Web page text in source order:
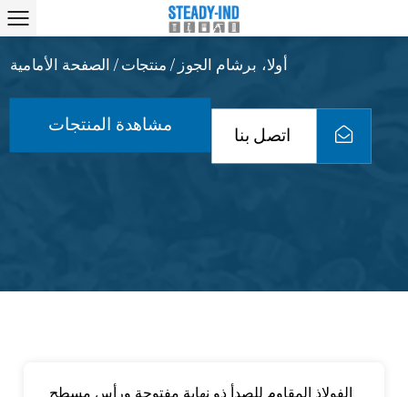
الصفحة الأمامية / منتجات / أولا، برشام الجوز
مشاهدة المنتجات
الفولاذ المقاوم للصدأ ذو نهاية مفتوحة ورأس مسطح